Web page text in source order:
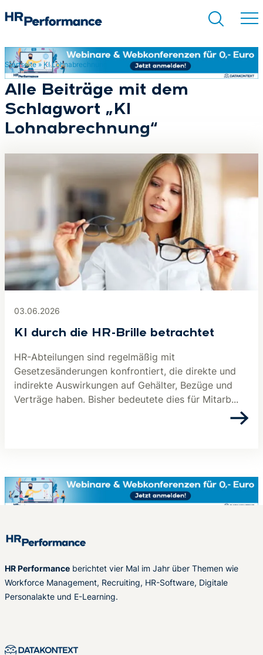
Suchen
Startseite» KI Lohnabrechnung
Alle Beiträge mit dem
Schlagwort „KI
Lohnabrechnung“
03.06.2026
KI durch die HR-Brille betrachtet
HR-Abteilungen sind regelmäßig mit
Gesetzesänderungen konfrontiert, die direkte und
indirekte Auswirkungen auf Gehälter, Bezüge und
Verträge haben. Bisher bedeutete dies für Mitarb...
HR Performance berichtet vier Mal im Jahr über Themen wie
Workforce Management, Recruiting, HR-Software, Digitale
Personalakte und E-Learning.